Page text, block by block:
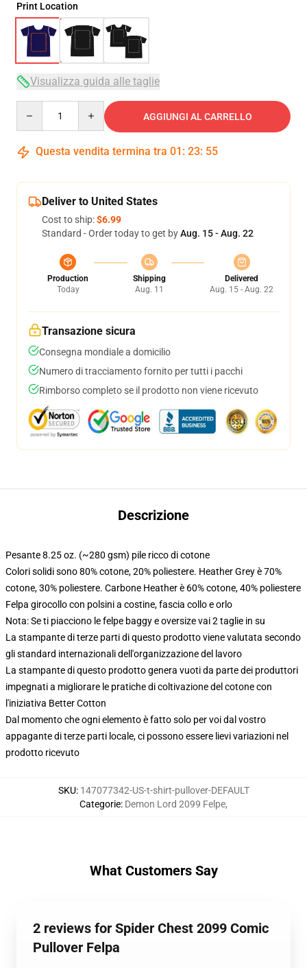
Print Location
Visualizza guida alle taglie
AGGIUNGI AL CARRELLO
Questa vendita termina tra 01 : 23: 54
Deliver to United States
Cost to ship:$6.99
Standard - Order today to get byAug. 15 - Aug. 22
Production
Today
Shipping
Aug. 11
Delivered
Aug. 15 - Aug. 22
Transazione sicura
Consegna mondiale a domicilio
Numero di tracciamento fornito per tutti i pacchi
Rimborso completo se il prodotto non viene ricevuto
Descrizione
Pesante 8.25 oz. (~280 gsm) pile ricco di cotone
Colori solidi sono 80% cotone, 20% poliestere. Heather Grey è 70%
cotone, 30% poliestere. Carbone Heather è 60% cotone, 40% poliestere
Felpa girocollo con polsini a costine, fascia collo e orlo
Nota: Se ti piacciono le felpe baggy e oversize vai 2 taglie in su
La stampante di terze parti di questo prodotto viene valutata secondo
gli standard internazionali dell'organizzazione del lavoro
La stampante di questo prodotto genera vuoti da parte dei produttori
impegnati a migliorare le pratiche di coltivazione del cotone con
l'iniziativa Better Cotton
Dal momento che ogni elemento è fatto solo per voi dal vostro
appagante di terze parti locale, ci possono essere lievi variazioni nel
prodotto ricevuto
SKU: 147077342-US-t-shirt-pullover-DEFAULT
Categorie: Demon Lord 2099 Felpe,
What Customers Say
2 reviews for Spider Chest 2099 Comic
Pullover Felpa